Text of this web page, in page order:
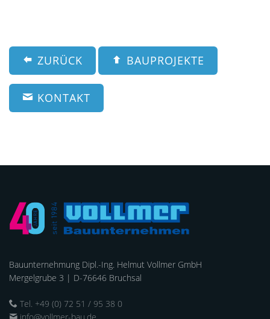
ZURÜCK BAUPROJEKTE
KONTAKT
Bauunternehmung Dipl.-Ing. Helmut Vollmer GmbH
Mergelgrube 3 | D-76646 Bruchsal
Tel. +49 (0) 72 51 / 95 38 0